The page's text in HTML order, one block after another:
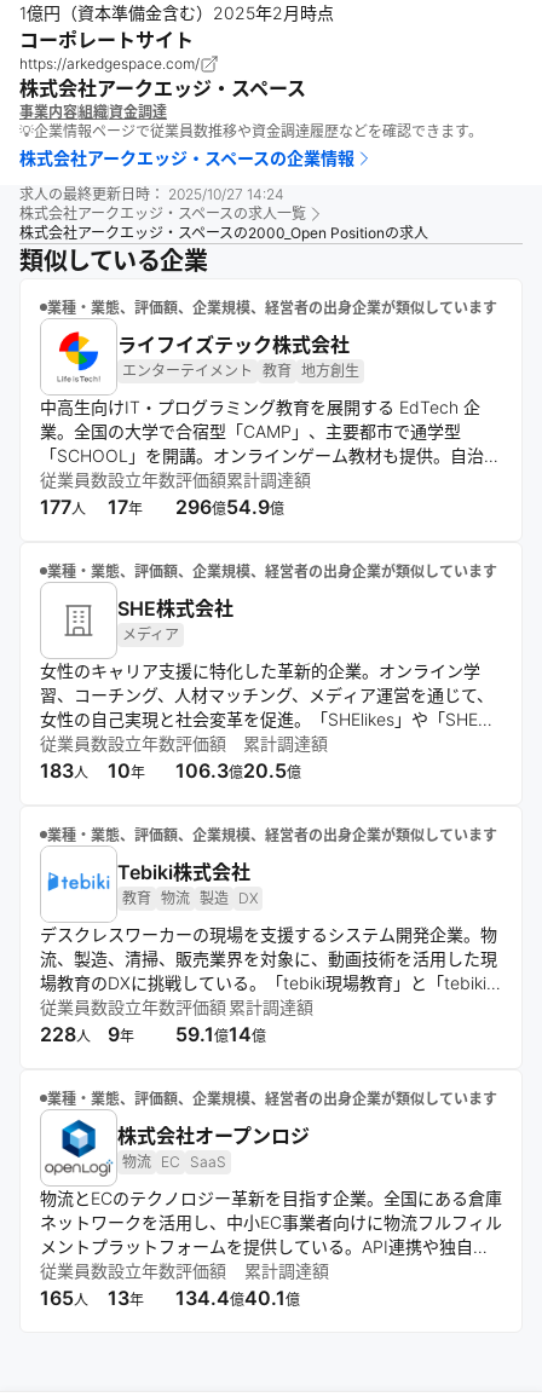
1億円（資本準備金含む）2025年2月時点
コーポレートサイト
https://arkedgespace.com/
株式会社アークエッジ・スペース
事業内容組織資金調達
💡企業情報ページで従業員数推移や資金調達履歴などを確認できます。
株式会社アークエッジ・スペースの企業情報
求人の最終更新日時： 2025/10/27 14:24
株式会社アークエッジ・スペース の求人一覧
株式会社アークエッジ・スペースの2000_Open Positionの求人
類似している企業
業種・業態、評価額、企業規模、経営者の出身企業が類似しています
ライフイズテック株式会社
エンターテイメント 教育 地方創生
中高生向けIT・プログラミング教育を展開する EdTech 企
業。全国の大学で合宿型「CAMP」、主要都市で通学型
「SCHOOL」を開講。オンラインゲーム教材も提供。自治
体・学校・企業向けデジタル人材育成研修も実施。次世代イ
ノベーション人材の育成を目指す。
従業員数
177人
設立年数
17年
評価額
296億
累計調達額
54.9億
業種・業態、評価額、企業規模、経営者の出身企業が類似しています
SHE株式会社
メディア
女性のキャリア支援に特化した革新的企業。オンライン学
習、コーチング、人材マッチング、メディア運営を通じて、
女性の自己実現と社会変革を促進。「SHElikes」や「SHE
WORKS」などのプラットフォームを軸に、学びと働きの循
環を創出し、多様な職種スキルの習得を支援する。
従業員数
183人
設立年数
10年
評価額
106.3億
累計調達額
20.5億
業種・業態、評価額、企業規模、経営者の出身企業が類似しています
Tebiki株式会社
教育 物流 製造 DX
デスクレスワーカーの現場を支援するシステム開発企業。物
流、製造、清掃、販売業界を対象に、動画技術を活用した現
場教育のDXに挑戦している。「tebiki現場教育」と「tebiki
現場分析」を主軸に、属人化したノウハウの技能伝承や現場
管理の効率化を実現し、人手不足解消と競争力向上を目指
従業員数
228人
設立年数
9年
評価額
59.1億
累計調達額
14億
業種・業態、評価額、企業規模、経営者の出身企業が類似しています
株式会社オープンロジ
物流 EC SaaS
物流とECのテクノロジー革新を目指す企業。全国にある倉庫
ネットワークを活用し、中小EC事業者向けに物流フルフィル
メントプラットフォームを提供している。API連携や独自の
品質向上サイクルにより、物流業務の自動化・効率化と高品
質なサービスを実現。カスタマーサクセスによる成長支援も
従業員数
165人
設立年数
13年
評価額
134.4億
累計調達額
40.1億